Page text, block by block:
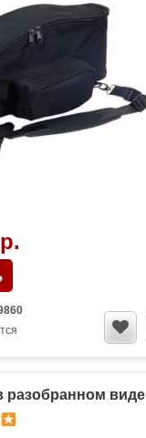
разобранном виде